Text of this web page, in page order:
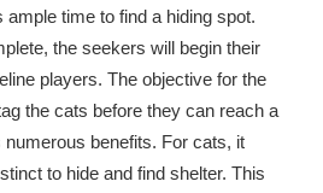
ample time to find a hiding spot.
the seekers will begin their
players. The objective for the
the cats before they can reach a
benefits. For cats, it
to hide and find shelter. This